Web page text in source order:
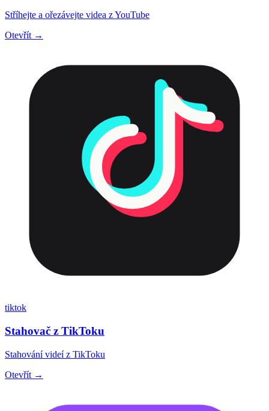
Stříhejte a ořezávejte videa z YouTube
Otevřít →
tiktok
Stahovač z TikToku
Stahování videí z TikToku
Otevřít →